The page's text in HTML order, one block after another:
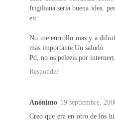
frigiliana seria buena idea.
etc...
No me enrrollo mas y a
mas importante.Un saludo.
Pd, no os peleeis por internert,
Responder
Anónimo 19 septiembre,
Creo que era en otro de los